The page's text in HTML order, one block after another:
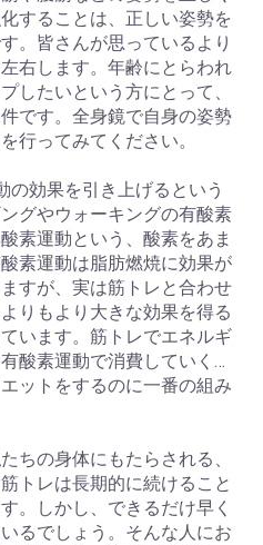
することは、正しい姿勢を
。皆さんが思っているより
右します。年齢にとらわれ
したいという方にとって、
です。全身鏡で自身の姿勢
行ってみてください。
の効果を引き上げるという
グやウォーキングの有酸素
素運動という、酸素をあま
素運動は脂肪燃焼に効果が
すが、実は筋トレと合わせ
りもより大きな効果を得る
います。筋トレでエネルギ
酸素運動で消費していく…
ットをするのに一番の組み
ちの身体にもたらされる、
トレは長期的に続けること
。しかし、できるだけ早く
るでしょう。そんな人にお